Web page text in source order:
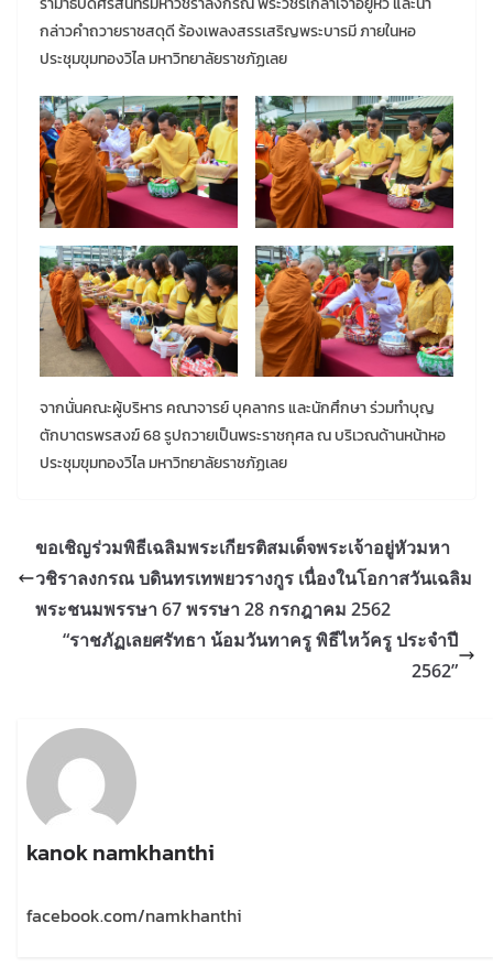
กล่าวคำถวายราชสดุดี ร้องเพลงสรรเสริญพระบารมี ภายในหอ
ประชุมขุมทองวิไล มหาวิทยาลัยราชภัฏเลย
จากนั่นคณะผู้บริหาร คณาจารย์ บุคลากร และนักศึกษา ร่วมทำบุญ
ตักบาตรพรสงฆ์ 68 รูปถวายเป็นพระราชกุศล ณ บริเวณด้านหน้าหอ
ประชุมขุมทองวิไล มหาวิทยาลัยราชภัฏเลย
ขอเชิญร่วมพิธีเฉลิมพระเกียรติสมเด็จพระเจ้าอยู่หัวมหา
วชิราลงกรณ บดินทรเทพยวรางกูร เนื่องในโอกาสวันเฉลิม
พระชนมพรรษา 67 พรรษา 28 กรกฎาคม 2562
“ราชภัฏเลยศรัทธา น้อมวันทาครู พิธีไหว้ครู ประจำปี
2562”
kanok namkhanthi
facebook.com/namkhanthi